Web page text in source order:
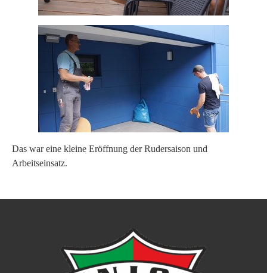
Das war eine kleine Eröffnung der Rudersaison und
Arbeitseinsatz.